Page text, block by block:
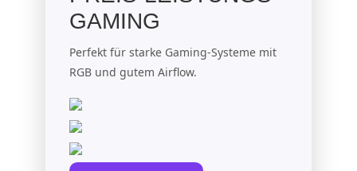
GAMING
Perfekt für starke Gaming-Systeme mit
RGB und gutem Airflow.